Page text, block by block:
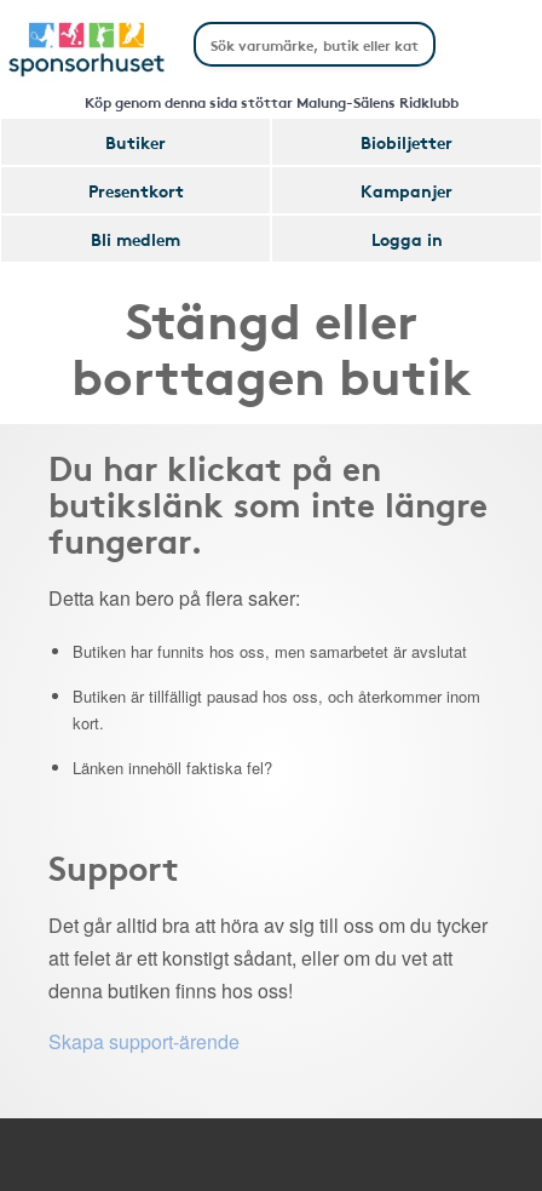
Köp genom denna sida stöttar Malung-Sälens Ridklubb
Butiker
Biobiljetter
Presentkort
Kampanjer
Bli medlem
Logga in
Stängd eller
borttagen butik
Du har klickat på en
butikslänk som inte längre
fungerar.
Detta kan bero på flera saker:
Butiken har funnits hos oss, men samarbetet är avslutat
Butiken är tillfälligt pausad hos oss, och återkommer inom
kort.
Länken innehöll faktiska fel?
Support
Det går alltid bra att höra av sig till oss om du tycker
att felet är ett konstigt sådant, eller om du vet att
denna butiken finns hos oss!
Skapa support-ärende